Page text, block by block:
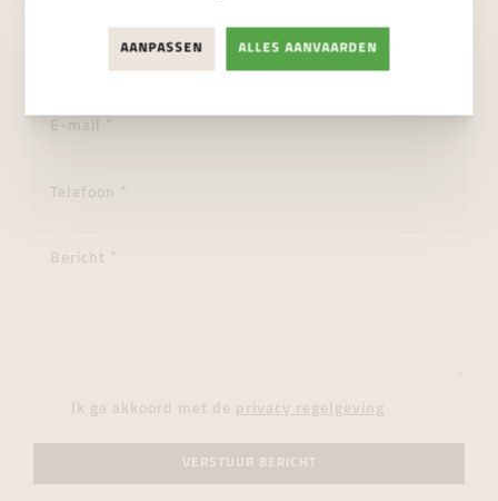
Ik ga akkoord met de privacy regelgeving
VERSTUUR BERICHT
AANPASSEN ALLES AANVAARDEN